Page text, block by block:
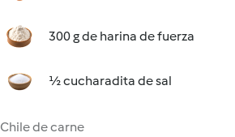
300 g de harina de fuerza
½ cucharadita de sal
Chile de carne